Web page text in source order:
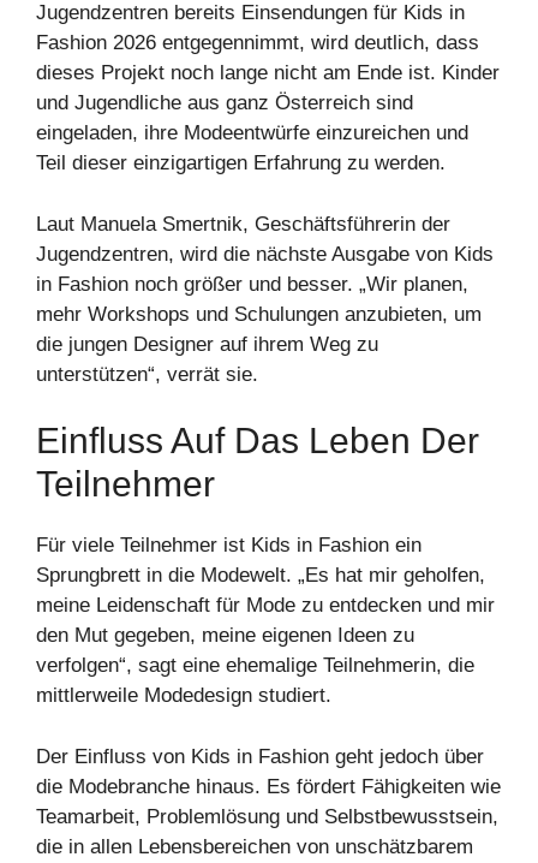
Jugendzentren bereits Einsendungen für Kids in
Fashion 2026 entgegennimmt, wird deutlich, dass
dieses Projekt noch lange nicht am Ende ist. Kinder
und Jugendliche aus ganz Österreich sind
eingeladen, ihre Modeentwürfe einzureichen und
Teil dieser einzigartigen Erfahrung zu werden.
Laut Manuela Smertnik, Geschäftsführerin der
Jugendzentren, wird die nächste Ausgabe von Kids
in Fashion noch größer und besser. „Wir planen,
mehr Workshops und Schulungen anzubieten, um
die jungen Designer auf ihrem Weg zu
unterstützen“, verrät sie.
Einfluss Auf Das Leben Der
Teilnehmer
Für viele Teilnehmer ist Kids in Fashion ein
Sprungbrett in die Modewelt. „Es hat mir geholfen,
meine Leidenschaft für Mode zu entdecken und mir
den Mut gegeben, meine eigenen Ideen zu
verfolgen“, sagt eine ehemalige Teilnehmerin, die
mittlerweile Modedesign studiert.
Der Einfluss von Kids in Fashion geht jedoch über
die Modebranche hinaus. Es fördert Fähigkeiten wie
Teamarbeit, Problemlösung und Selbstbewusstsein,
die in allen Lebensbereichen von unschätzbarem